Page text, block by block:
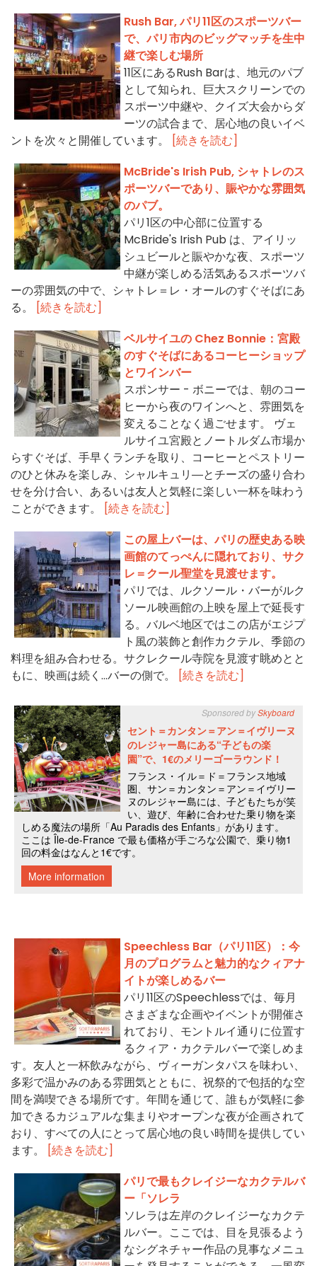
Rush Bar, パリ11区のスポーツバー
で、パリ市内のビッグマッチを生中
継で楽しむ場所
11区にあるRush Barは、地元のパブ
として知られ、巨大スクリーンでの
スポーツ中継や、クイズ大会からダ
ーツの試合まで、居心地の良いイベ
ントを次々と開催しています。
[続きを読む]
McBride's Irish Pub, シャトレのス
ポーツバーであり、賑やかな雰囲気
のパブ。
パリ1区の中心部に位置する
McBride's Irish Pub は、アイリッ
シュビールと賑やかな夜、スポーツ
中継が楽しめる活気あるスポーツバ
ーの雰囲気の中で、シャトレ＝レ・オールのすぐそばにあ
る。
[続きを読む]
ベルサイユの Chez Bonnie：宮殿
のすぐそばにあるコーヒーショップ
とワインバー
スポンサー - ボニーでは、朝のコー
ヒーから夜のワインへと、雰囲気を
変えることなく過ごせます。 ヴェ
ルサイユ宮殿とノートルダム市場か
らすぐそば、手早くランチを取り、コーヒーとペストリー
のひと休みを楽しみ、シャルキュリ―とチーズの盛り合わ
せを分け合い、あるいは友人と気軽に楽しい一杯を味わう
ことができます。
[続きを読む]
この屋上バーは、パリの歴史ある映
画館のてっぺんに隠れており、サク
レ＝クール聖堂を見渡せます。
パリでは、ルクソール・バーがルク
ソール映画館の上映を屋上で延長す
る。バルベ地区ではこの店がエジプ
ト風の装飾と創作カクテル、季節の
料理を組み合わせる。サクレクール寺院を見渡す眺めとと
もに、映画は続く…バーの側で。
[続きを読む]
Speechless Bar（パリ11区）：今
月のプログラムと魅力的なクィアナ
イトが楽しめるバー
パリ11区のSpeechlessでは、毎月
さまざまな企画やイベントが開催さ
れており、モントルイ通りに位置す
るクィア・カクテルバーで楽しめま
す。友人と一杯飲みながら、ヴィーガンタパスを味わい、
多彩で温かみのある雰囲気とともに、祝祭的で包括的な空
間を満喫できる場所です。年間を通じて、誰もが気軽に参
加できるカジュアルな集まりやオープンな夜が企画されて
おり、すべての人にとって居心地の良い時間を提供してい
ます。
[続きを読む]
パリで最もクレイジーなカクテルバ
ー「ソレラ
ソレラは左岸のクレイジーなカクテ
ルバー。ここでは、目を見張るよう
なシグネチャー作品の見事なメニュ